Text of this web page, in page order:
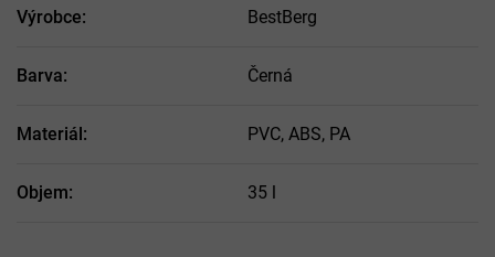
Výrobce: BestBerg
Barva: Černá
Materiál: PVC, ABS, PA
Objem: 35 l